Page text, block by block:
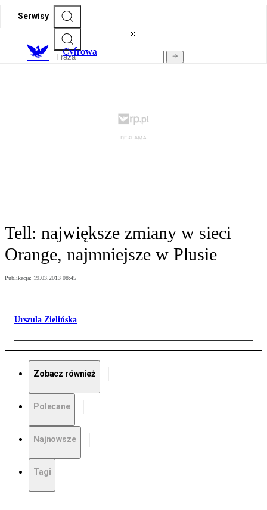
Serwisy
Cyfrowa
Tell: największe zmiany w sieci
Orange, najmniejsze w Plusie
Publikacja: 19.03.2013 08:45
Urszula Zielińska
Zobacz również
Polecane
Najnowsze
Tagi